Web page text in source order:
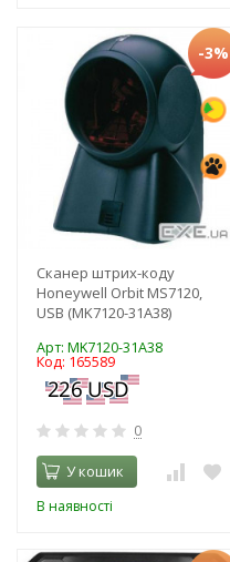
-3%
Сканер штрих-коду
Honeywell Orbit MS7120,
USB (MK7120-31A38)
Арт: MK7120-31A38
Код: 165589
0
У кошик
В наявності